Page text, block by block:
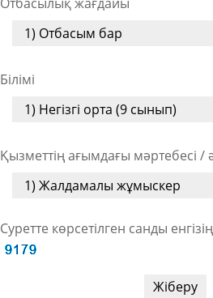
Білімі
Қызметтің ағымдағы мәртебесі /
Суретте көрсетілген санды